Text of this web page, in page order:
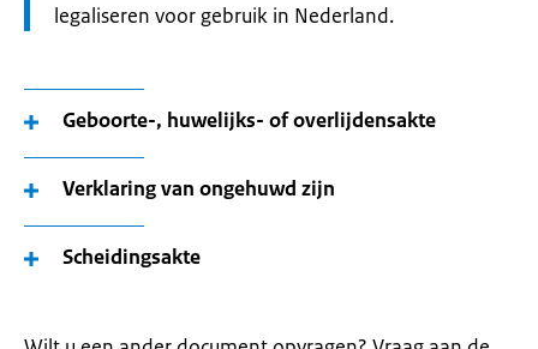
legaliseren voor gebruik in Nederland.
Geboorte-, huwelijks- of overlijdensakte
Verklaring van ongehuwd zijn
Scheidingsakte